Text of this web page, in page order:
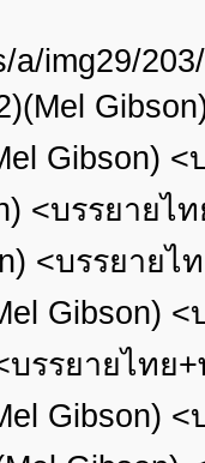
a/img29/
Gibson)
<บรรยายไ
<บรรยายไ
Gibson)
บรรยายไทย
Gibson)